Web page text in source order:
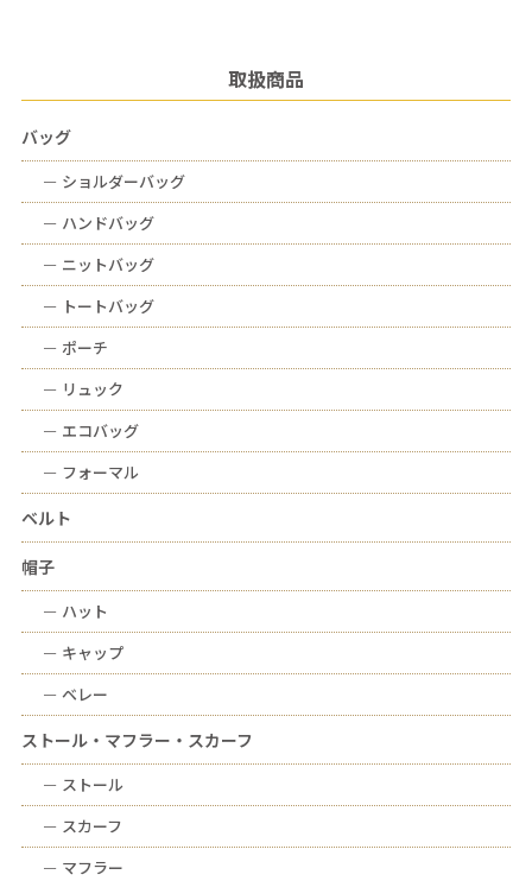
取扱商品
バッグ
ー ショルダーバッグ
ー ハンドバッグ
ー ニットバッグ
ー トートバッグ
ー ポーチ
ー リュック
ー エコバッグ
ー フォーマル
ベルト
帽子
ー ハット
ー キャップ
ー ベレー
ストール・マフラー・スカーフ
ー ストール
ー スカーフ
ー マフラー